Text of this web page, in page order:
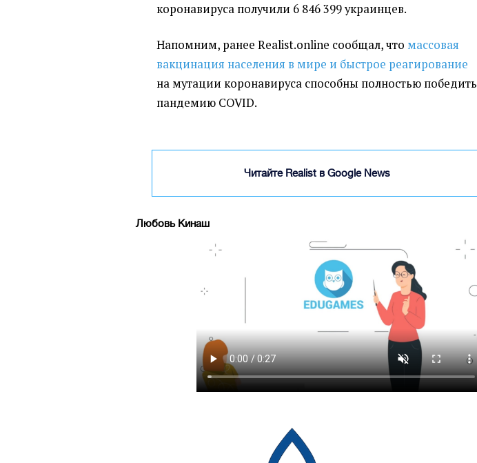
коронавируса получили 6 846 399 украинцев.
Напомним, ранее Realist.online сообщал, что массовая
вакцинация населения в мире и быстрое реагирование
на мутации коронавируса способны полностью победить
пандемию COVID.
Читайте Realist в Google News
Любовь Кинаш